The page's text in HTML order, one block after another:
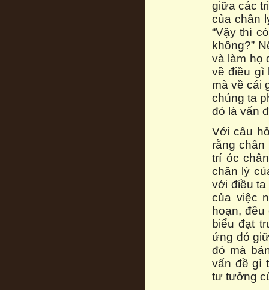
giữa các
của chân
“Vậy thì
không?”
và làm họ
về điều gì
mà về cái
chúng ta
đó là vấn
Với câu
rằng
trí óc
chân lý
với điều
của việc
hoạn,
biểu đạt
ứng đó
đó mà
vấn đề gì
tư tưởng